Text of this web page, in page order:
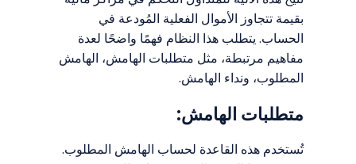
بقيمة تتجاوز الأموال الفعلية المُودعة في
الحساب. يتطلب هذا النظام فهمًا واضحًا لعدة
مفاهيم مرتبطة، مثل متطلبات الهامش، الهامش
المطلوب، ونداء الهامش.
متطلبات الهامش:
تُستخدم هذه القاعدة لحساب الهامش المطلوب.